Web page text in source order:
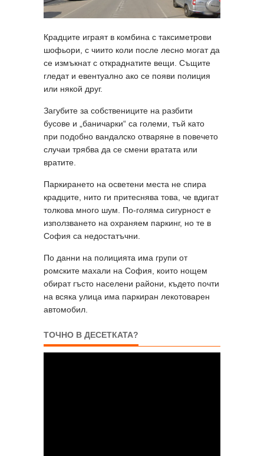
Крадците играят в комбина с таксиметрови
шофьори, с чиито коли после лесно могат да
се измъкнат с откраднатите вещи. Същите
гледат и евентуално ако се появи полиция
или някой друг.
Загубите за собствениците на разбити
бусове и „баничарки“ са големи, тъй като
при подобно вандалско отваряне в повечето
случаи трябва да се смени вратата или
вратите.
Паркирането на осветени места не спира
крадците, нито ги притеснява това, че вдигат
толкова много шум. По-голяма сигурност е
използването на охраняем паркинг, но те в
София са недостатъчни.
По данни на полицията има групи от
ромските махали на София, които нощем
обират гъсто населени райони, където почти
на всяка улица има паркиран лекотоварен
автомобил.
ТОЧНО В ДЕСЕТКАТА?